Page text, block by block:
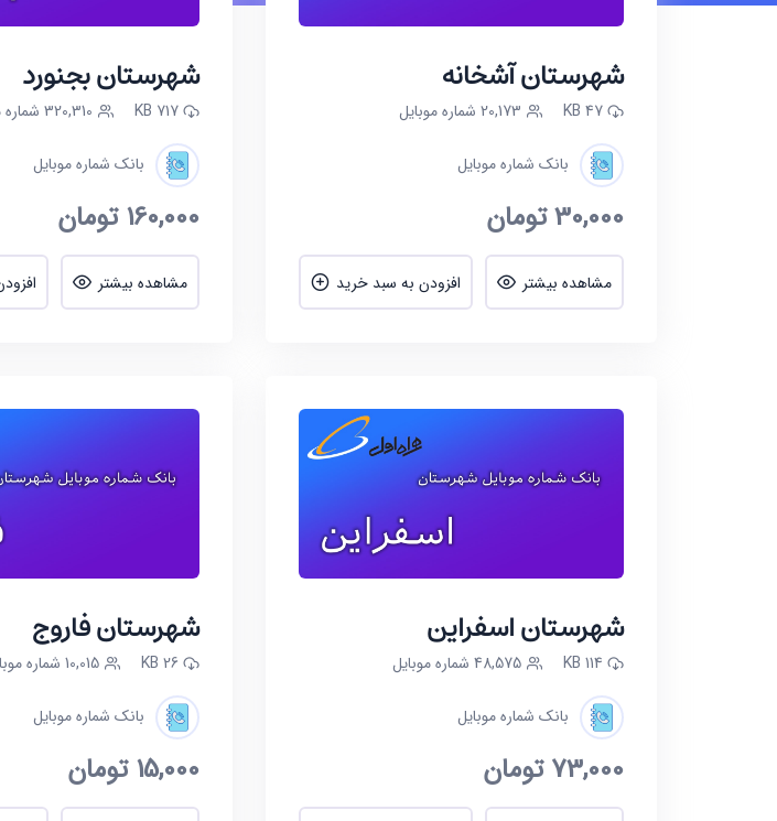
شهرستان آشخانه
47 KB 20,173 شماره موبایل
بانک شماره موبایل
30,000تومان
مشاهده بیشتر افزودن به سبد خرید
شهرستان بجنورد
717 KB 320,310 شماره موبایل
بانک شماره موبایل
160,000تومان
مشاهده بیشتر
شهرستان اسفراین
114 KB 48,575 شماره موبایل
بانک شماره موبایل
73,000تومان
شهرستان فاروج
26 KB 10,015 شماره موبایل
بانک شماره موبایل
15,000تومان